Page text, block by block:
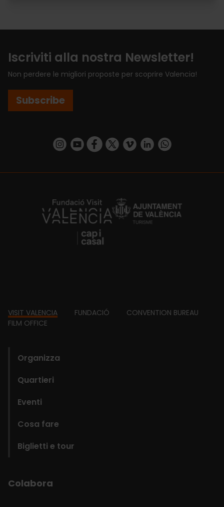
Iscriviti alla nostra Newsletter!
Non perdere le migliori proposte per scoprire Valencia!
Subscribe
https://www.instagram.com/visit_valencia/
https://www.youtube.com/user/
https://www.facebook.com/
https://twitter.com/VisitaValencia
https://vimeo.com/
https://www.linkedin.com/company/turismo-valencia/https://api.whatsapp.com/send/
https://fundacion.visitvalencia.com/
Footer
VISIT VALENCIA FUNDACIÓ
CONVENTION BUREAU
FILM OFFICE
Organizza
Quartieri
Eventi
Cosa fare
Biglietti e tour
Colabora